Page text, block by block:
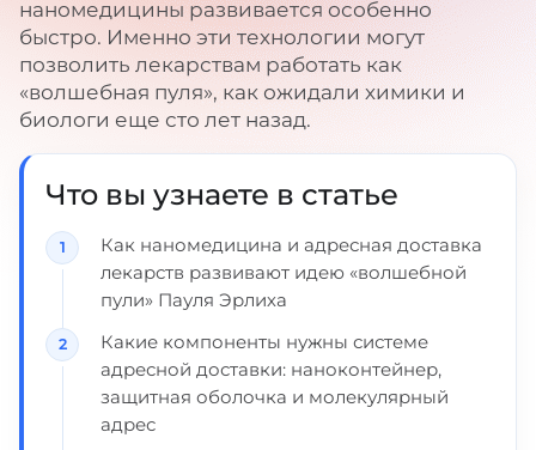
наномедицины развивается особенно
быстро. Именно эти технологии могут
позволить лекарствам работать как
«волшебная пуля», как ожидали химики и
биологи еще сто лет назад.
Что вы узнаете в статье
Как наномедицина и адресная доставка
лекарств развивают идею «волшебной
пули» Пауля Эрлиха
Какие компоненты нужны системе
адресной доставки: наноконтейнер,
защитная оболочка и молекулярный
адрес